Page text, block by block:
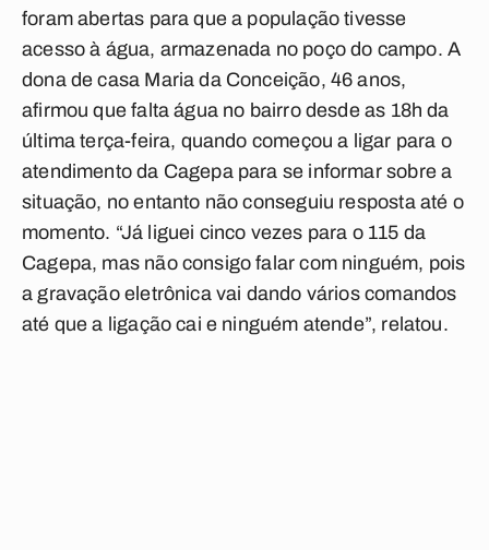
foram abertas para que a população tivesse
acesso à água, armazenada no poço do campo. A
dona de casa Maria da Conceição, 46 anos,
afirmou que falta água no bairro desde as 18h da
última terça-feira, quando começou a ligar para o
atendimento da Cagepa para se informar sobre a
situação, no entanto não conseguiu resposta até o
momento. “Já liguei cinco vezes para o 115 da
Cagepa, mas não consigo falar com ninguém, pois
a gravação eletrônica vai dando vários comandos
até que a ligação cai e ninguém atende”, relatou.